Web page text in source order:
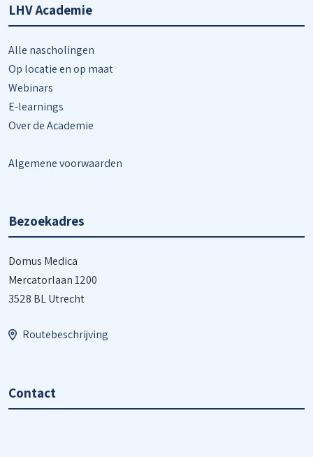
LHV Academie
Alle nascholingen
Op locatie en op maat
Webinars
E-learnings
Over de Academie
Algemene voorwaarden
Bezoekadres
Domus Medica
Mercatorlaan 1200
3528 BL Utrecht
Routebeschrijving
Contact